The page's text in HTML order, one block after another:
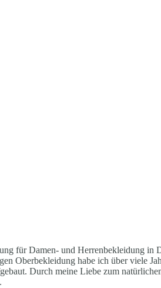
für Damen- und Herrenbekleidung
Oberbekleidung habe ich über viele
Durch meine Liebe zum